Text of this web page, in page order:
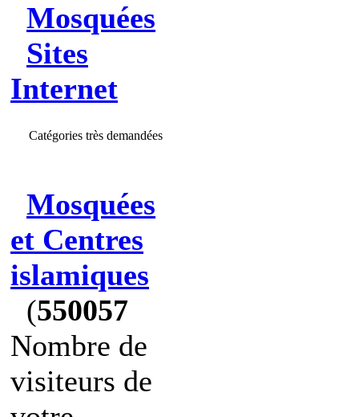
Mosquées
Sites
Internet
Catégories très demandées
Mosquées
et Centres
islamiques
(550057
Nombre de
visiteurs de